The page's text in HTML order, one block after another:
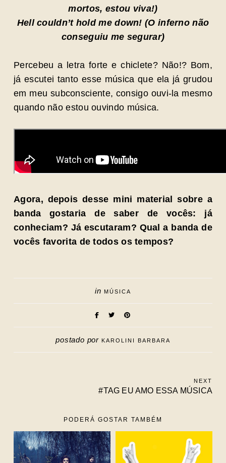
mortos, estou viva!)
Hell couldn’t hold me down! (O inferno não
conseguiu me segurar)
Percebeu a letra forte e chiclete? Não!? Bom,
já escutei tanto esse música que ela já grudou
em meu subconsciente, consigo ouvi-la mesmo
quando não estou ouvindo música.
Agora, depois desse mini material sobre a
banda gostaria de saber de vocês: já
conheciam? Já escutaram? Qual a banda de
vocês favorita de todos os tempos?
in MÚSICA
postado por KAROLINI BARBARA
NEXT
#TAG EU AMO ESSA MÚSICA
PODERÁ GOSTAR TAMBÉM